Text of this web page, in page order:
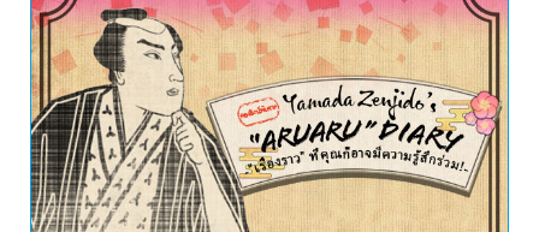
繁體中文
English
ภาษาไทย
tiéng Viêt